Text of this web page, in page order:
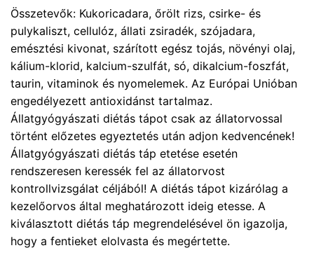
Összetevők: Kukoricadara, őrölt rizs, csirke- és
pulykaliszt, cellulóz, állati zsiradék, szójadara,
emésztési kivonat, szárított egész tojás, növényi olaj,
kálium-klorid, kalcium-szulfát, só, dikalcium-foszfát,
taurin, vitaminok és nyomelemek. Az Európai Unióban
engedélyezett antioxidánst tartalmaz.
Állatgyógyászati diétás tápot csak az állatorvossal
történt előzetes egyeztetés után adjon kedvencének!
Állatgyógyászati diétás táp etetése esetén
rendszeresen keressék fel az állatorvost
kontrollvizsgálat céljából! A diétás tápot kizárólag a
kezelőorvos által meghatározott ideig etesse. A
kiválasztott diétás táp megrendelésével ön igazolja,
hogy a fentieket elolvasta és megértette.